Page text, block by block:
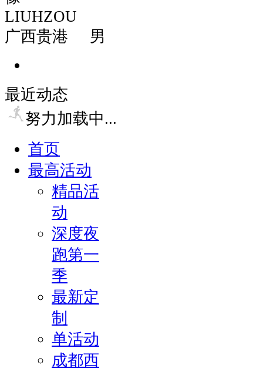
LIUHZOU
广西贵港
男
最近动态
努力加载中...
首页
最高活动
精品活
动
深度夜
跑第一
季
最新定
制
单活动
成都西